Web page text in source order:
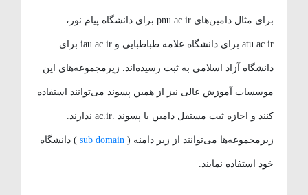
برای مثال دامین‌های pnu.ac.ir برای دانشگاه پیام نور،
atu.ac.ir برای دانشگاه علامه طباطبایی و iau.ac.ir برای
دانشگاه آزاد اسلامی به ثبت رسیده‌اند. زیرمجموعه‌های این
موسسات آموزش عالی نیز از همین پسوند می‌توانند استفاده
کنند و اجازه ثبت مستقل دامین با پسوند .ac.ir ندارند.
زیرمجموعه‌ها می‌توانند از زیر دامنه (sub domain) دانشگاه
خود استفاده نمایند.